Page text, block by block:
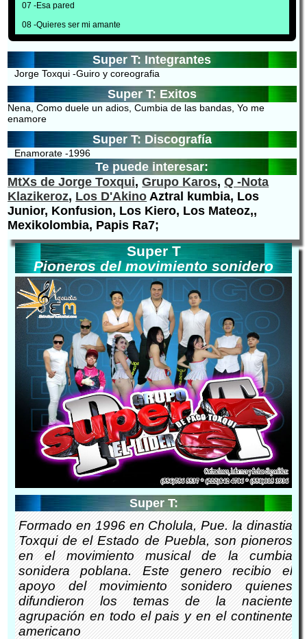
07 -Esa pared
08 -Quieres ser mi amante
Super T: Integrantes
Jorge Toxqui -Guiro y coreografia
Super T: Exitos
Nena, Como duele un adios, Cumbia de las bandas, Yo me
enamore
Super T: Discografía
Enamorate -1996
Te puede interesar:
MtXs de Jorge Toxqui,Grupo Karos,Q -Nota
Klazikeroz, Los D'Akino Aztral kumbia, Los
Junior, Konfusion, Los Kiero, Los Mateoz,,
Mexikolombia, Papis Ra7;
Super T
Pioneros del movimiento sonidero
Super T:
Formado en 1996 en Cholula, Pue. la dinastia
Toxqui de el Estado de Puebla, son pioneros
en el movimiento musical de la cumbia
sonidera poblana. Este genero recibio el
apoyo del movimiento sonidero quienes
difundieron los temas de la naciente
agrupación en todo el pais y en el continente
americano